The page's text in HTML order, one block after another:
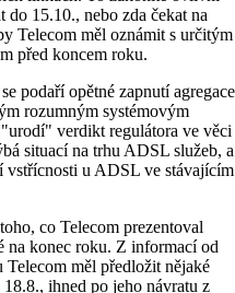
15.10., nebo zda čekat na
Telecom měl oznámit s určitým
před koncem roku.
podaří opětné zapnutí agregace
rozumným systémovým
verdikt regulátora ve věci
situací na trhu ADSL služeb, a
vstřícnosti u ADSL ve stávajícím
co Telecom prezentoval
konec roku. Z informací od
měl předložit nějaké
ihned po jeho návratu z